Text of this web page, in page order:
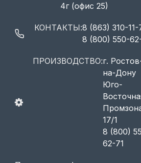
4г (офис 25)
КОНТАКТЫ:8 (863) 310-11-
8 (800) 550-
ПРОИЗВОДСТВО:г.
на-Дону
Юго-
17/1
8 (800)
62-71